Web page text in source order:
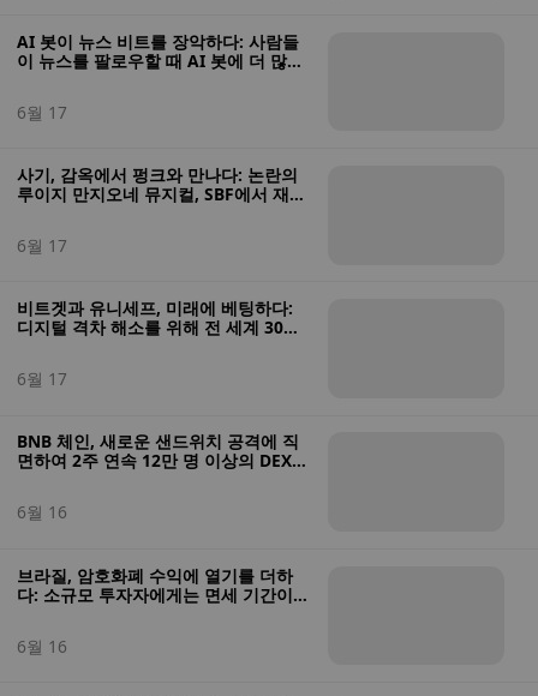
AI 봇이 뉴스 비트를 장악하다: 사람들
이 뉴스를 팔로우할 때 AI 봇에 더 많이
6월 17
사기, 감옥에서 펑크와 만나다: 논란의
루이지 만지오네 뮤지컬, SBF에서 재미
6월 17
비트겟과 유니세프, 미래에 베팅하다:
디지털 격차 해소를 위해 전 세계 30만
6월 17
BNB 체인, 새로운 샌드위치 공격에 직
면하여 2주 연속 12만 명 이상의 DEX
6월 16
브라질, 암호화폐 수익에 열기를 더하
다: 소규모 투자자에게는 면세 기간이
6월 16